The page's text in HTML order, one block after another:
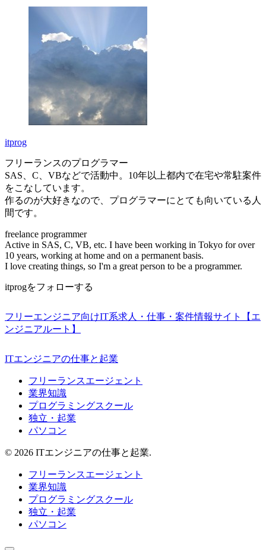
itprog
フリーランスのプログラマー
SAS、C、VBなどで活動中。10年以上都内で在宅や常駐案件
をこなしています。
作るのが大好きなので、プログラマーにとても向いている人
間です。
freelance programmer
Active in SAS, C, VB, etc. I have been working in Tokyo for over
10 years, working at home and on a permanent basis.
I love creating things, so I'm a great person to be a programmer.
itprogをフォローする
フリーエンジニア向けIT系求人・仕事・案件情報サイト【エ
ンジニアルート】
ITエンジニアの仕事と起業
フリーランスエージェント
業界知識
プログラミングスクール
独立・起業
パソコン
© 2026 ITエンジニアの仕事と起業.
フリーランスエージェント
業界知識
プログラミングスクール
独立・起業
パソコン